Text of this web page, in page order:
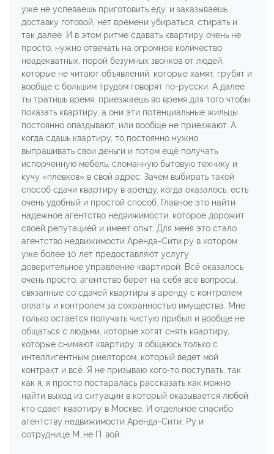
уже не успеваешь приготовить еду, и заказываешь
доставку готовой, нет времени убираться, стирать и
так далее. И в этом ритме сдавать квартиру очень не
просто, нужно отвечать на огромное количество
неадекватных, порой безумных звонков от людей,
которые не читают объявлений, которые хамят, грубят и
вообще с большим трудом говорят по-русски. А далее
ты тратишь время, приезжаешь во время для того чтобы
показать квартиру, а они эти потенциальные жильцы
постоянно опаздывают, или вообще не приезжают. А
когда сдашь квартиру, то постоянно нужно
выпрашивать свои деньги и потом ещё получать
испорченную мебель, сломанную бытовую технику и
кучу «плевков» в свой адрес. Зачем выбирать такой
способ сдачи квартиру в аренду, когда оказалось, есть
очень удобный и простой способ. Главное это найти
надежное агентство недвижимости, которое дорожит
своей репутацией и имеет опыт. Для меня это стало
агентство недвижимости Аренда-Сити.ру в котором
уже более 10 лет предоставляют услугу
доверительное управление квартирой. Всё оказалось
очень просто, агентство берет на себя все вопросы,
связанные со сдачей квартиры в аренду с контролем
оплаты и контролем за сохранностью имущества. Мне
только остается получать чистую прибыл и вообще не
общаться с людьми, которые хотят снять квартиру,
которые снимают квартиру, я общаюсь только с
интеллигентным риелтором, который ведет мой
контракт и всё. Я не призываю кого-то поступать, так
как я, я просто постаралась рассказать как можно
найти выход из ситуации в который оказывается любой
кто сдает квартиру в Москве. И отдельное спасибо
агентству недвижимости Аренда-Сити. Ру и
сотруднице М..не П..вой.